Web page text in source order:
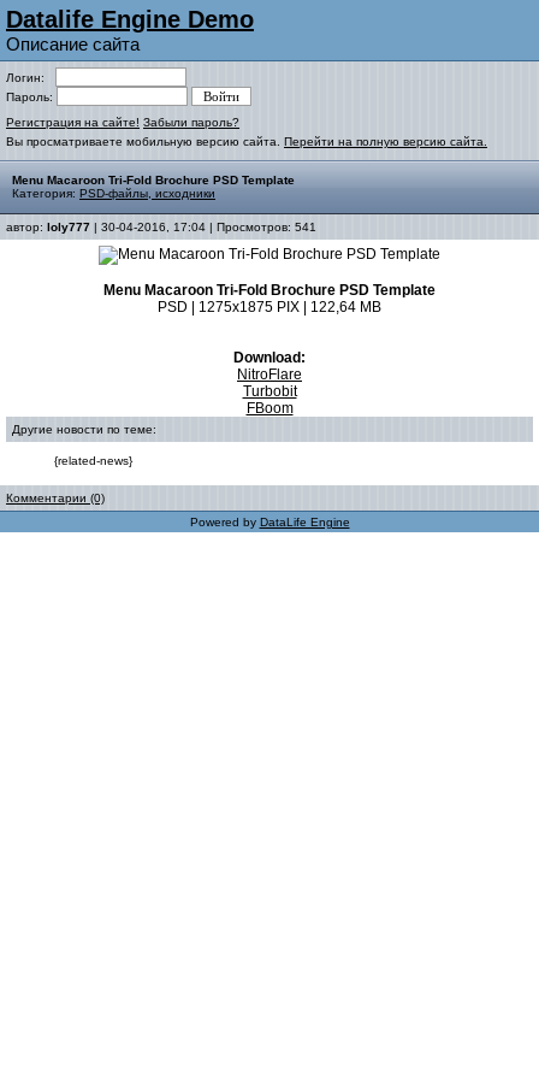
Datalife Engine Demo
Описание сайта
Логин:
Пароль:
Регистрация на сайте! Забыли пароль?
Вы просматриваете мобильную версию сайта. Перейти на полную версию сайта.
Menu Macaroon Tri-Fold Brochure PSD Template
Категория: PSD-файлы, исходники
автор: loly777 | 30-04-2016, 17:04 | Просмотров: 541
Menu Macaroon Tri-Fold Brochure PSD Template
PSD | 1275x1875 PIX | 122,64 MB
Download:
NitroFlare
Turbobit
FBoom
Другие новости по теме:
{related-news}
Комментарии (0)
Powered by DataLife Engine